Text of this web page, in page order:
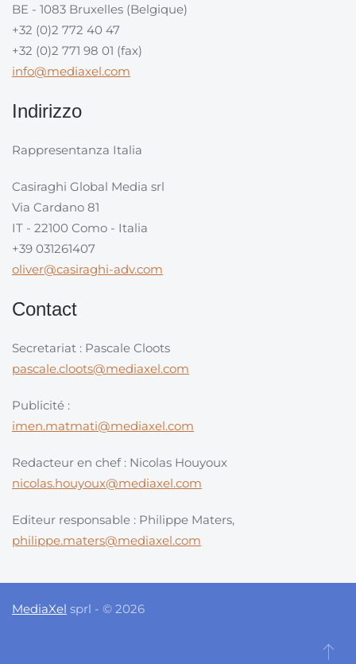
BE - 1083 Bruxelles (Belgique)
+32 (0)2 772 40 47
+32 (0)2 771 98 01 (fax)
info@mediaxel.com
Indirizzo
Rappresentanza Italia
Casiraghi Global Media srl
Via Cardano 81
IT - 22100 Como - Italia
+39 031261407
oliver@casiraghi-adv.com
Contact
Secretariat : Pascale Cloots
pascale.cloots@mediaxel.com
Publicité :
imen.matmati@mediaxel.com
Redacteur en chef : Nicolas Houyoux
nicolas.houyoux@mediaxel.com
Editeur responsable : Philippe Maters,
philippe.maters@mediaxel.com
MediaXel sprl - © 2026